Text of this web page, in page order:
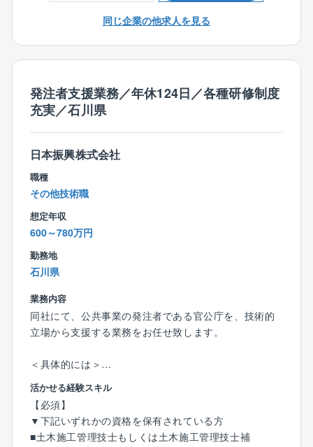
支援、維持管理所長業務等に従事し、スキルアップを
■各維持管理業務の業務改善/効率化や品質向上に繋が
■デジタルトランスフォーメーション等、業務運用の改
善に向けた企画/施策立案/運用の実施
【充実した働き方】
■フレックスタイム制度：導入有※配属組織により、利
用状況は異なります。
■リモートワーク：NTTグループではリモートワークを
推進しています。
ご自宅もしくはサテライトオフィスでの業務実施も
可能です。
■同社の特徴：
◇
同社は「企画/コンサルティング」「設計」「構築」
「保守/維持管理」の技術を最大限活用し社会に新たな
エネルギーソリューションは当然のこと、建築、不動
です。
◇充実の福利厚生・安定した事業基盤が魅力のNTTグ
ループ◇
同じ企業の他求人を見る
発注者支援業務／年休124日／各種研修制度
充実／石川県
日本振興株式会社
職種
その他技術職
想定年収
600～780万円
勤務地
石川県
業務内容
同社にて、公共事業の発注者である官公庁を、技術的
立場から支援する業務をお任せ致します。
＜具体的には＞
（1）資料作成・整理
事業に関する各種資料（予算・調査・設計条件・工事
発注資料等）の作成・取りまとめ支援
（2）積算支援
工事予定価格算出のため、現地調査、図面・数量確
活かせる経験スキル
【必須】
▼下記いずれかの資格を保有されている方
■土木施工管理技士もしくは土木施工管理技士補